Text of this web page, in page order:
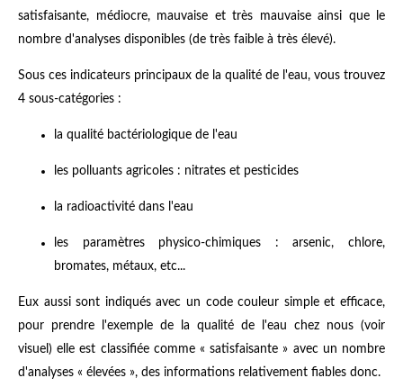
satisfaisante, médiocre, mauvaise et très mauvaise ainsi que le
nombre d'analyses disponibles (de très faible à très élevé).
Sous ces indicateurs principaux de la qualité de l'eau, vous trouvez
4 sous-catégories :
la qualité bactériologique de l'eau
les polluants agricoles : nitrates et pesticides
la radioactivité dans l'eau
les paramètres physico-chimiques : arsenic, chlore,
bromates, métaux, etc...
Eux aussi sont indiqués avec un code couleur simple et efficace,
pour prendre l'exemple de la qualité de l'eau chez nous (voir
visuel) elle est classifiée comme « satisfaisante » avec un nombre
d'analyses « élevées », des informations relativement fiables donc.